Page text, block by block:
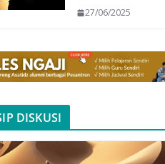
27/06/2025
DISKUSI